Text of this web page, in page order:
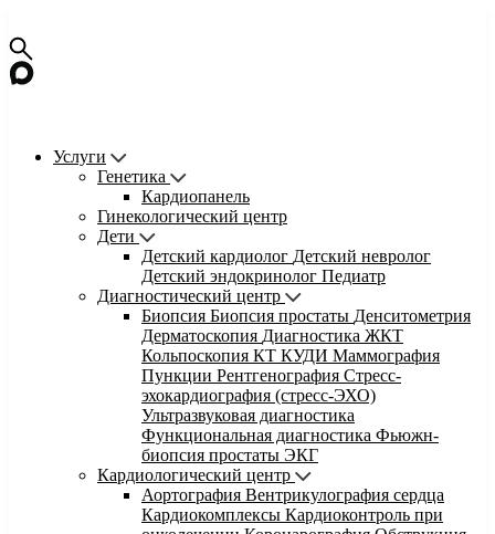
Услуги
Генетика
Кардиопанель
Гинекологический центр
Дети
Детский кардиолог Детский невролог
Детский эндокринолог Педиатр
Диагностический центр
Биопсия Биопсия простаты Денситометрия
Дерматоскопия Диагностика ЖКТ
Кольпоскопия КТ КУДИ Маммография
Пункции Рентгенография Стресс-
эхокардиография (стресс-ЭХО)
Ультразвуковая диагностика
Функциональная диагностика Фьюжн-
биопсия простаты ЭКГ
Кардиологический центр
Аортография Вентрикулография сердца
Кардиокомплексы Кардиоконтроль при